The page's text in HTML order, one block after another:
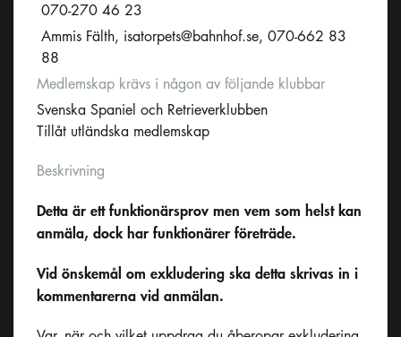
070-270 46 23
Ammis Fälth, isatorpets@bahnhof.se, 070-662 83
88
Medlemskap krävs i någon av följande klubbar
Svenska Spaniel och Retrieverklubben
Tillåt utländska medlemskap
Beskrivning
Detta är ett funktionärsprov men vem som helst kan
anmäla, dock har funktionärer företräde.
Vid önskemål om exkludering ska detta skrivas in i
kommentarerna vid anmälan.